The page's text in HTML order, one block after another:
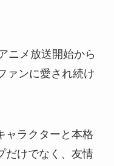
ニメ放送開始から
ァンに愛され続け
ャラクターと本格
だけでなく、友情